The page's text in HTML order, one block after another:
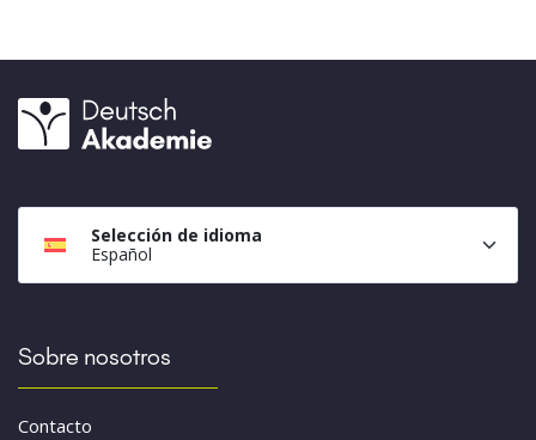
Selección de idioma
Español
Sobre nosotros
Contacto